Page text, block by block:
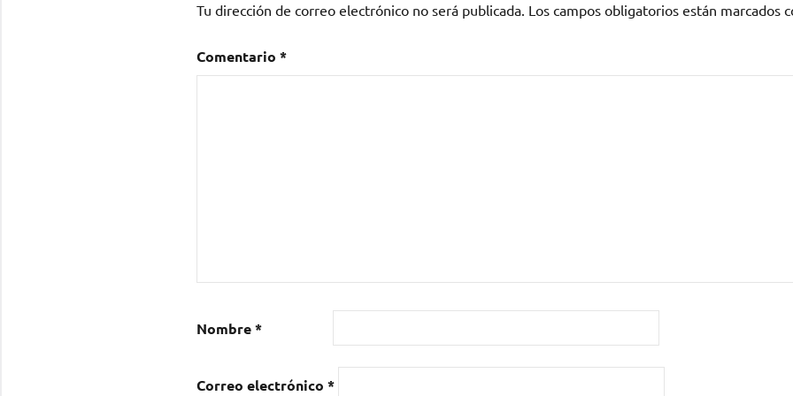
Tu dirección de correo electrónico no será publicada. Los campos obligatorios están marcados
Comentario *
Nombre*
Correo electrónico *